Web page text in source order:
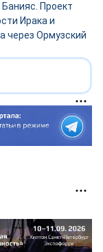
Проект
Ирака и
через Ормузский